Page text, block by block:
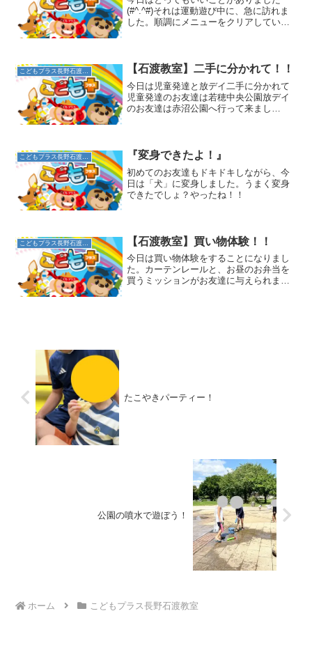
(#^.^#)それは運動遊び中に、急に訪れま
した。順調にメニューをクリアしてい
膝をついて雑巾がけをし...
【石渡教室】二手に分かれて！！
今日は児童発達と放デイ二手に分かれて
児童発達のお友達は若穂中央公園放デイ
のお友達は赤沼公園へ行って来まし
きなブランコで凄い高さまで＼...
こどもプラス長野石渡教室 『変身できたよ！』
初めてのお友達もドキドキしながら、今
日は「犬」に変身しました。うまく変身
できたでしょ？やったね！！
こどもプラス長野石渡教室 【石渡教室】買い物体験！！
今日は買い物体験をすることになりまし
た。カーテンレールと、お昼のお弁当を
買うミッションがお友達に与えられまし
たこやきパーティー！
公園の噴水で遊ぼう！
ホーム こどもプラス長野石渡教室